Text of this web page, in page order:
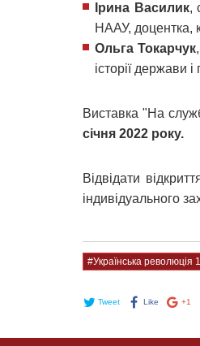
Ірина Василик,
НААУ, доцентка,
Ольга Токарчук
історії держави
Виставка "На
січня 2022 року.
Відвідати
індивідуального
#Українська революція
Tweet Like +1